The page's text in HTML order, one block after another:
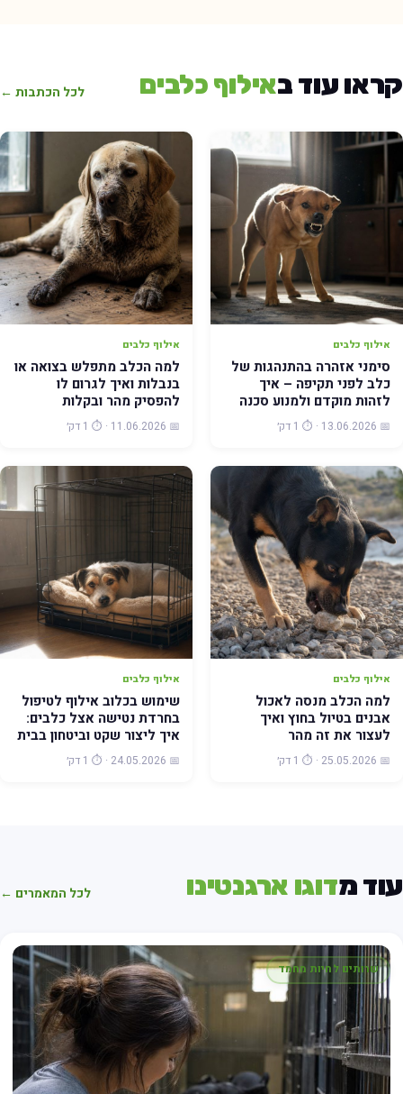
עוד באילוף כלבים לכל הכתבות ←
אילוף כלבים
סימני אזהרה בהתנהגות של
כלב לפני תקיפה – איך
לזהות מוקדם ולמנוע סכנה
📅 13.06.2026 · ⏱️ 1 דק׳
אילוף כלבים
למה הכלב מתפלש בצואה או
בנבלות ואיך לגרום לו
להפסיק מהר ובקלות
📅 11.06.2026 · ⏱️ 1 דק׳
אילוף כלבים
למה הכלב מנסה לאכול
אבנים בטיול בחוץ ואיך
לעצור את זה מהר
📅 25.05.2026 · ⏱️ 1 דק׳
אילוף כלבים
שימוש בכלוב אילוף לטיפול
בחרדת נטישה אצל כלבים:
איך ליצור שקט וביטחון בבית
📅 24.05.2026 · ⏱️ 1 דק׳
מדוגו ארגנטינו לכל המאמרים ←
שרותים לחיות מחמד